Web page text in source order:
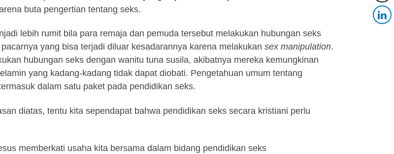
buta pengertian tentang seks.
lebih rumit bila para remaja dan pemuda tersebut melakukan hubungan seks
yang bisa terjadi diluar kesadarannya karena melakukan sex manipulation.
hubungan seks dengan wanitu tuna susila, akibatnya mereka kemungkinan
yang kadang-kadang tidak dapat diobati. Pengetahuan umum tentang
dalam satu paket pada pendidikan seks.
diatas, tentu kita sependapat bahwa pendidikan seks secara kristiani perlu
memberkati usaha kita bersama dalam bidang pendidikan seks